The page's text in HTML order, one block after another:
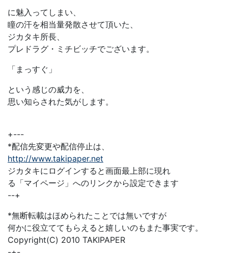
に魅入ってしまい、
瞳の汗を相当量発散させて頂いた、
ジカタキ所長、
プレドラグ・ミチビッチでございます。
「まっすぐ」
という感じの威力を、
思い知らされた気がします。
+---
*配信先変更や配信停止は、
http://www.takipaper.net
ジカタキにログインすると画面最上部に現れ
る「マイページ」へのリンクから設定できます
--+
*無断転載はほめられたことでは無いですが
何かに役立ててもらえると嬉しいのもまた事実です。
Copyright(C) 2010 TAKIPAPER